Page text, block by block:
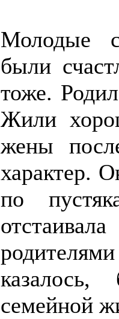
Молодые
были
тоже.
Жили
жены
характер.
по
семейной